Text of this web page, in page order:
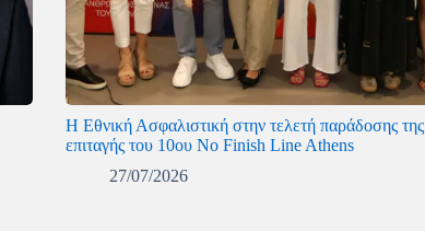
Η Εθνική Ασφαλιστική στην τελετή παράδοσης της
επιταγής του 10ου No Finish Line Athens
27/07/2026